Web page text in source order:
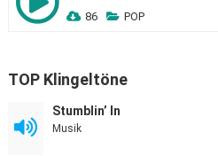
86 POP
TOP Klingeltöne
Stumblin’ In
Musik